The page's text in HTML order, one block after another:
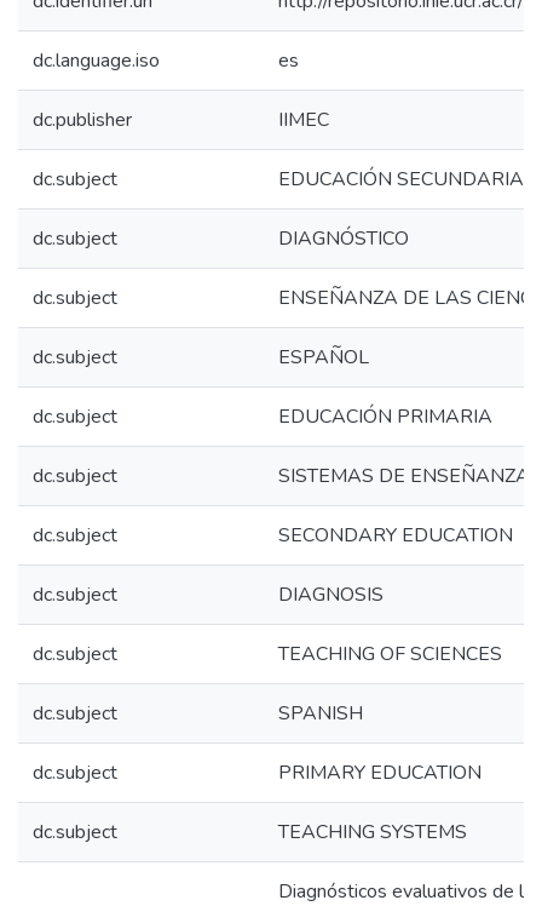
dc.language.iso es
dc.publisher IIMEC
dc.subject EDUCACIÓN SECUNDARIA
dc.subject DIAGNÓSTICO
dc.subject ENSEÑANZA DE LAS
dc.subject ESPAÑOL
dc.subject EDUCACIÓN PRIMARIA
dc.subject SISTEMAS DE ENSEÑANZA
dc.subject SECONDARY EDUCATION
dc.subject DIAGNOSIS
dc.subject TEACHING OF SCIENCES
dc.subject SPANISH
dc.subject PRIMARY EDUCATION
dc.subject TEACHING SYSTEMS
Diagnósticos evaluativos de la